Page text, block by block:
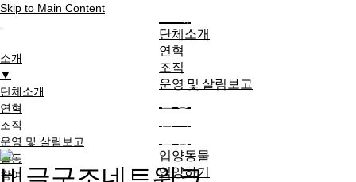
Skip to Main Content
소개
▼
단체소개
연혁
조직
운영 및 살림보고
활동
참여
단체소개
연혁
조직
운영 및 살림보고
입양동물
입양하기